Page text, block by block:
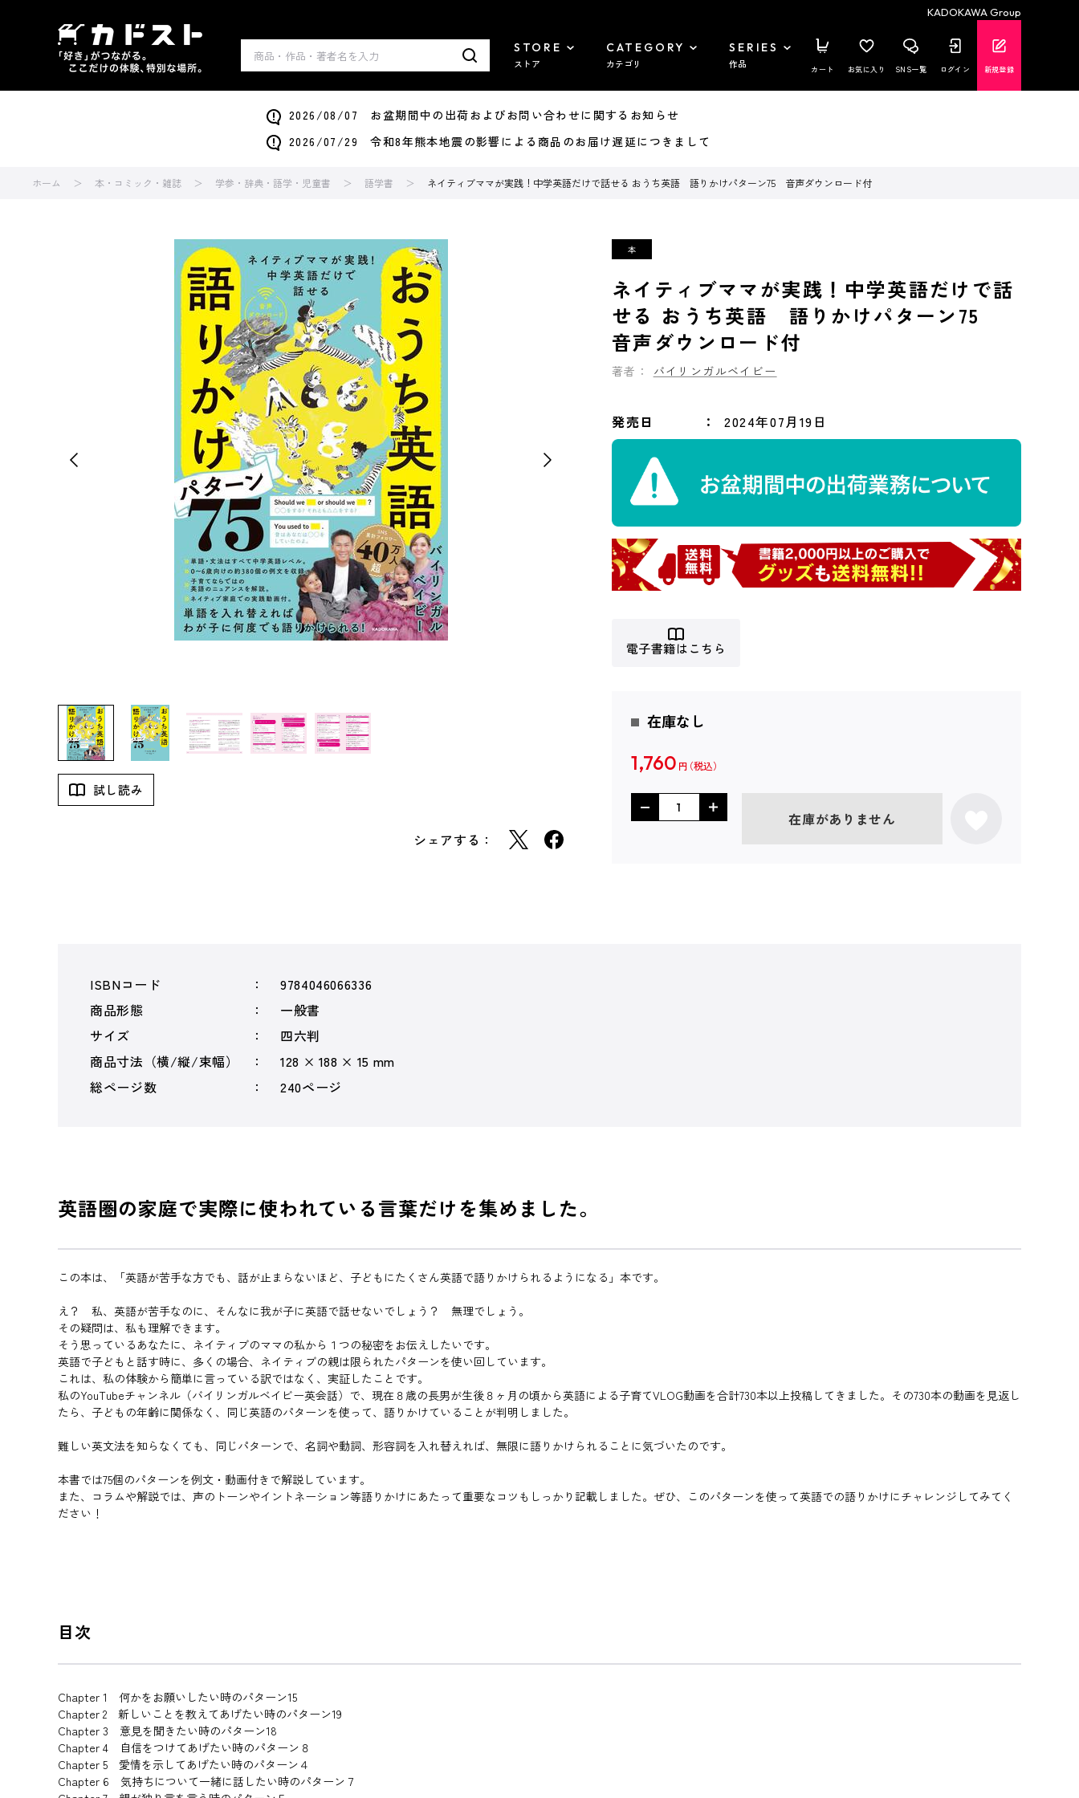
KADOKAWA Group
STORE
ストア
CATEGORY
カテゴリ
SERIES
作品 カート お気に入り SNS一覧 ログイン 新規登録
2026/08/07 お盆期間中の出荷およびお問い合わせに関するお知らせ
2026/07/29 令和8年熊本地震の影響による商品のお届け遅延につきまして
ホーム 本・コミック・雑誌 学参・辞典・語学・児童書 語学書 ネイティブママが実践！中学英語だけで話せる おうち英語 語りかけパターン75 音声ダウンロード付
試し読み
シェアする：
ネイティブママが実践！中学英語だけで話
せる おうち英語 語りかけパターン75
音声ダウンロード付
著者： バイリンガルベイビー
発売日 2024年07月19日
電子書籍はこちら
在庫なし
1,760 円
在庫がありません
ISBNコード
9784046066336
商品形態
一般書
サイズ
四六判
商品寸法（横/縦/束幅）
128 × 188 × 15 mm
総ページ数
240ページ
英語圏の家庭で実際に使われている言葉だけを集めました。
この本は、「英語が苦手な方でも、話が止まらないほど、子どもにたくさん英語で語りかけられるようになる」本です。
え？ 私、英語が苦手なのに、そんなに我が子に英語で話せないでしょう？ 無理でしょう。
その疑問は、私も理解できます。
そう思っているあなたに、ネイティブのママの私から１つの秘密をお伝えしたいです。
英語で子どもと話す時に、多くの場合、ネイティブの親は限られたパターンを使い回しています。
これは、私の体験から簡単に言っている訳ではなく、実証したことです。
私のYouTubeチャンネル（バイリンガルベイビー英会話）で、現在８歳の長男が生後８ヶ月の頃から英語による子育てVLOG動画を合計730本以上投稿してきました。その730本の動画を見返し
たら、子どもの年齢に関係なく、同じ英語のパターンを使って、語りかけていることが判明しました。
難しい英文法を知らなくても、同じパターンで、名詞や動詞、形容詞を入れ替えれば、無限に語りかけられることに気づいたのです。
本書では75個のパターンを例文・動画付きで解説しています。
また、コラムや解説では、声のトーンやイントネーション等語りかけにあたって重要なコツもしっかり記載しました。ぜひ、このパターンを使って英語での語りかけにチャレンジしてみてく
ださい！
目次
Chapter 1 何かをお願いしたい時のパターン15
Chapter 2 新しいことを教えてあげたい時のパターン19
Chapter 3 意見を聞きたい時のパターン18
Chapter 4 自信をつけてあげたい時のパターン８
Chapter 5 愛情を示してあげたい時のパターン４
Chapter 6 気持ちについて一緒に話したい時のパターン７